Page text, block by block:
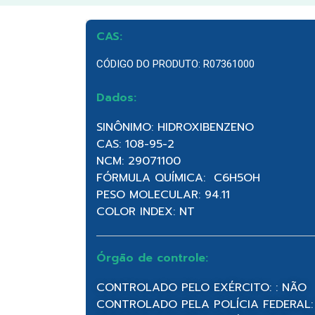
CAS:
CÓDIGO DO PRODUTO: R07361000
Dados:
SINÔNIMO: HIDROXIBENZENO
CAS: 108-95-2
NCM: 29071100
FÓRMULA QUÍMICA: C6H5OH
PESO MOLECULAR: 94.11
COLOR INDEX: NT
Órgão de controle:
CONTROLADO PELO EXÉRCITO: : NÃO
CONTROLADO PELA POLÍCIA